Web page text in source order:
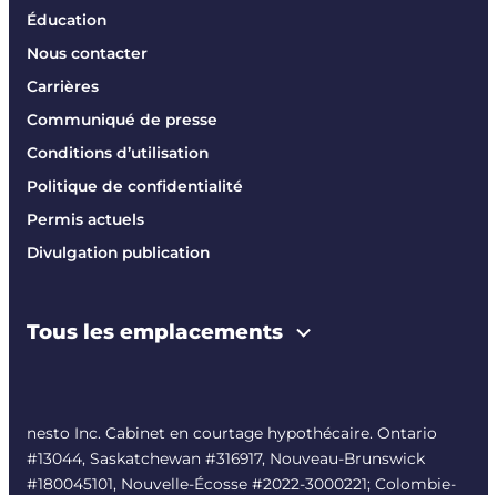
Éducation
Nous contacter
Carrières
Communiqué de presse
Conditions d’utilisation
Politique de confidentialité
Permis actuels
Divulgation publication
Tous les emplacements
nesto Inc. Cabinet en courtage hypothécaire. Ontario
#13044, Saskatchewan #316917, Nouveau-Brunswick
#180045101, Nouvelle-Écosse #2022-3000221; Colombie-